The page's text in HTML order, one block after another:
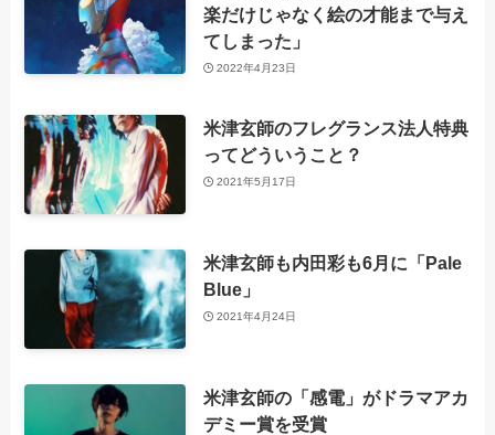
楽だけじゃなく絵の才能まで与え
てしまった」
2022年4月23日
米津玄師のフレグランス法人特典
ってどういうこと？
2021年5月17日
米津玄師も内田彩も6月に「Pale
Blue」
2021年4月24日
米津玄師の「感電」がドラマアカ
デミー賞を受賞